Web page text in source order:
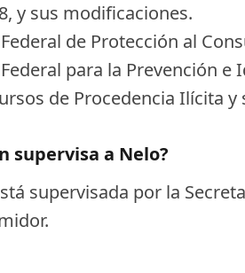
y sus modificaciones.
de Protección al
Federal para la Prevención
de Procedencia Ilícita
supervisa a Nelo?
supervisada por la